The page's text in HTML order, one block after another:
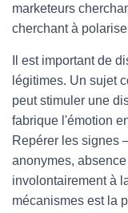
marketeurs
cherchant à
Il est important de
légitimes. Un sujet
peut stimuler une
fabrique l'émotion
Repérer les signes
anonymes,
involontairement à
mécanismes est la